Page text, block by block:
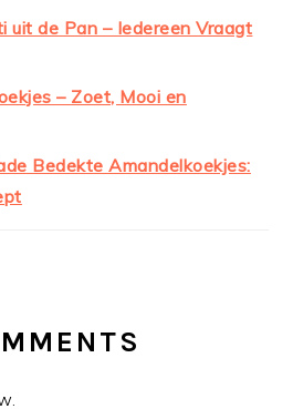
uit de Pan – Iedereen Vraagt
– Zoet, Mooi en
Bedekte Amandelkoekjes: